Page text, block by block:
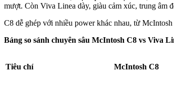
mượt. Còn Viva Linea dày, giàu cảm xúc, trung âm
C8 dễ ghép với nhiều power khác nhau, từ
Bảng so sánh chuyên sâu McIntosh C8 vs Viva
Tiêu chí McIntosh C8